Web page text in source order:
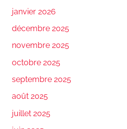
janvier 2026
décembre 2025
novembre 2025
octobre 2025
septembre 2025
août 2025
juillet 2025